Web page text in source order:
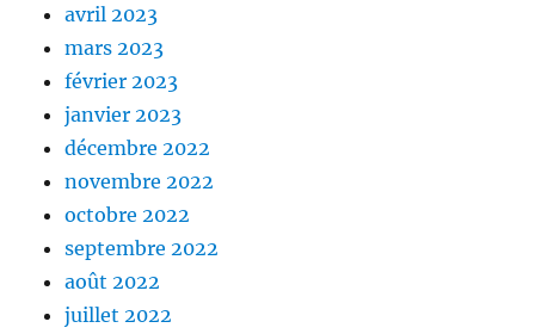
avril 2023
mars 2023
février 2023
janvier 2023
décembre 2022
novembre 2022
octobre 2022
septembre 2022
août 2022
juillet 2022